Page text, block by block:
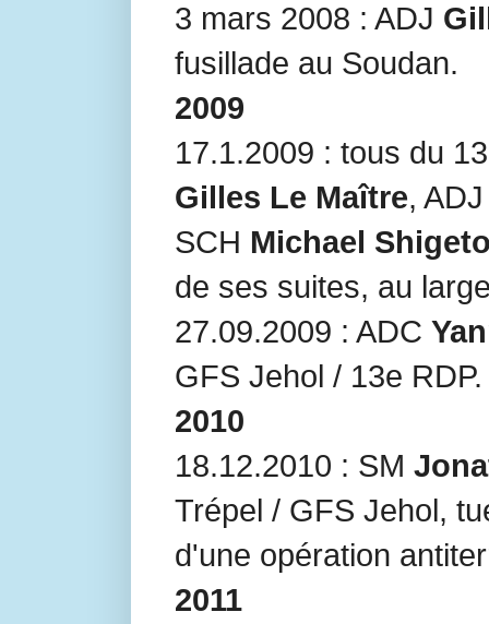
3 mars 2008 : ADJ
fusillade au Soudan.
2009
17.1.2009 : tous du
Gilles Le Maître,
SCH Michael
de ses suites, au
27.09.2009 : ADC
GFS Jehol / 13e RDP.
2010
18.12.2010 : SM
Trépel / GFS Jehol,
d'une opération
2011